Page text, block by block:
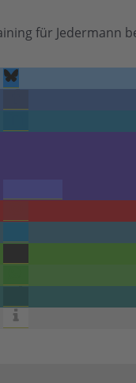
für Jedermann